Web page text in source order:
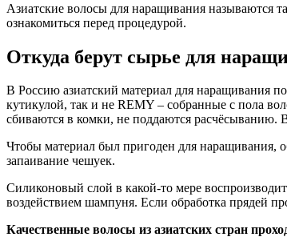
Азиатские волосы для наращивания называются
ознакомиться перед процедурой.
Откуда берут сырье для
В Россию азиатский материал для наращивания
кутикулой, так и не REMY – собранные с пола
сбиваются в комки, не поддаются расчёсыванию.
Чтобы материал был пригоден для наращивания,
запаивание чешуек.
Силиконовый слой в какой-то мере
воздействием шампуня. Если обработка прядей
Качественные волосы из азиатских стран